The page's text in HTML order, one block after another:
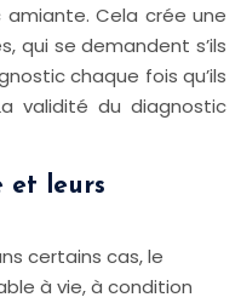
Cela crée une
qui se demandent s’ils
chaque fois qu’ils
validité du diagnostic
et leurs
certains cas, le
à vie, à condition